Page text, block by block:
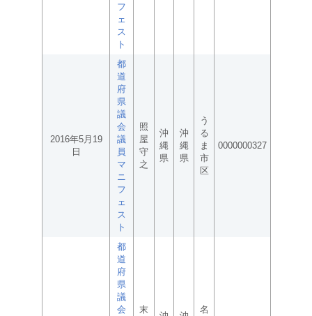
フ
ェ
ス
ト
2016年5月19
日
都
道
府
県
議
会
議
員
マ
ニ
フ
ェ
ス
ト
照
屋
守
之
沖
縄
県
沖
縄
県
う
る
ま
市
区
0000000327
都
道
府
県
議
会
末 名